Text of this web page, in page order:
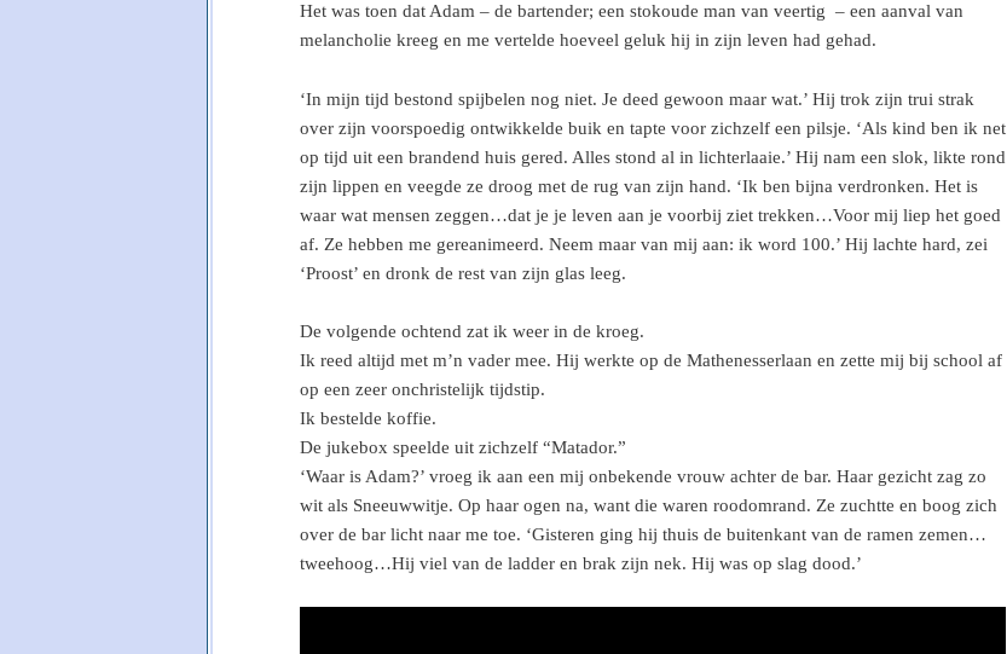
Het was toen dat Adam – de bartender; een stokoude man van veertig – een aanval van
melancholie kreeg en me vertelde hoeveel geluk hij in zijn leven had gehad.
‘In mijn tijd bestond spijbelen nog niet. Je deed gewoon maar wat.’ Hij trok zijn trui strak
over zijn voorspoedig ontwikkelde buik en tapte voor zichzelf een pilsje. ‘Als kind ben ik net
op tijd uit een brandend huis gered. Alles stond al in lichterlaaie.’ Hij nam een slok, likte rond
zijn lippen en veegde ze droog met de rug van zijn hand. ‘Ik ben bijna verdronken. Het is
waar wat mensen zeggen…dat je je leven aan je voorbij ziet trekken…Voor mij liep het goed
af. Ze hebben me gereanimeerd. Neem maar van mij aan: ik word 100.’ Hij lachte hard, zei
‘Proost’ en dronk de rest van zijn glas leeg.
De volgende ochtend zat ik weer in de kroeg.
Ik reed altijd met m’n vader mee. Hij werkte op de Mathenesserlaan en zette mij bij school af
op een zeer onchristelijk tijdstip.
Ik bestelde koffie.
De jukebox speelde uit zichzelf “Matador.”
‘Waar is Adam?’ vroeg ik aan een mij onbekende vrouw achter de bar. Haar gezicht zag zo
wit als Sneeuwwitje. Op haar ogen na, want die waren roodomrand. Ze zuchtte en boog zich
over de bar licht naar me toe. ‘Gisteren ging hij thuis de buitenkant van de ramen zemen…
tweehoog…Hij viel van de ladder en brak zijn nek. Hij was op slag dood.’